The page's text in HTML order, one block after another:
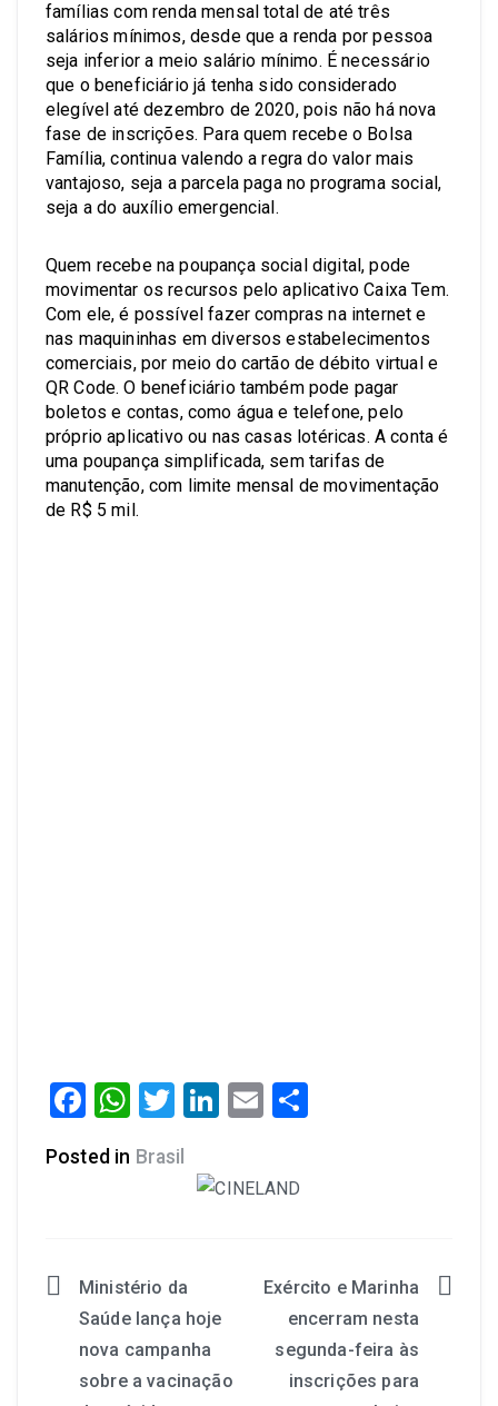
famílias com renda mensal total de até três
salários mínimos, desde que a renda por pessoa
seja inferior a meio salário mínimo. É necessário
que o beneficiário já tenha sido considerado
elegível até dezembro de 2020, pois não há nova
fase de inscrições. Para quem recebe o Bolsa
Família, continua valendo a regra do valor mais
vantajoso, seja a parcela paga no programa social,
seja a do auxílio emergencial.
Quem recebe na poupança social digital, pode
movimentar os recursos pelo aplicativo Caixa Tem.
Com ele, é possível fazer compras na internet e
nas maquininhas em diversos estabelecimentos
comerciais, por meio do cartão de débito virtual e
QR Code. O beneficiário também pode pagar
boletos e contas, como água e telefone, pelo
próprio aplicativo ou nas casas lotéricas. A conta é
uma poupança simplificada, sem tarifas de
manutenção, com limite mensal de movimentação
de R$ 5 mil.
Facebook
WhatsApp
Twitter
LinkedIn
Email
Posted in Brasil
Ministério da
Saúde lança hoje
nova campanha
sobre a vacinação
Exército e Marinha
encerram nesta
segunda-feira às
inscrições para